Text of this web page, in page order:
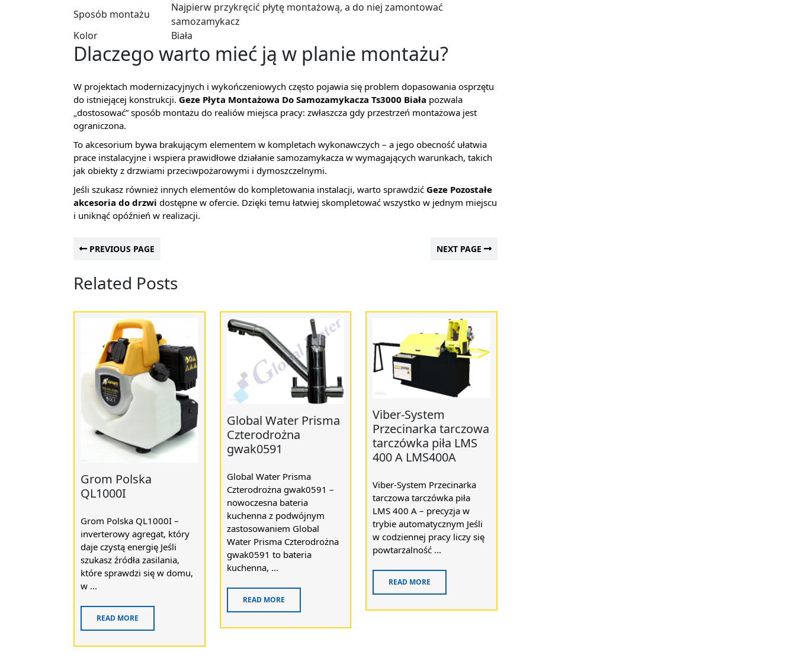
Sposób montażu
Najpierw przykręcić płytę montażową, a do niej zamontować
samozamykacz
Kolor
Biała
Dlaczego warto mieć ją w planie montażu?
W projektach modernizacyjnych i wykończeniowych często pojawia się problem dopasowania osprzętu
do istniejącej konstrukcji. Geze Płyta Montażowa Do Samozamykacza Ts3000 Biała pozwala
„dostosować” sposób montażu do realiów miejsca pracy: zwłaszcza gdy przestrzeń montażowa jest
ograniczona.
To akcesorium bywa brakującym elementem w kompletach wykonawczych – a jego obecność ułatwia
prace instalacyjne i wspiera prawidłowe działanie samozamykacza w wymagających warunkach, takich
jak obiekty z drzwiami przeciwpożarowymi i dymoszczelnymi.
Jeśli szukasz również innych elementów do kompletowania instalacji, warto sprawdzić Geze Pozostałe
akcesoria do drzwi dostępne w ofercie. Dzięki temu łatwiej skompletować wszystko w jednym miejscu
i uniknąć opóźnień w realizacji.
PREVIOUS PAGE NEXT PAGE
Related Posts
Grom Polska
QL1000I
Grom Polska QL1000I –
inverterowy agregat, który
daje czystą energię Jeśli
szukasz źródła zasilania,
które sprawdzi się w domu,
w ...
READ MORE
Global Water Prisma
Czterodrożna
gwak0591
Global Water Prisma
Czterodrożna gwak0591 –
nowoczesna bateria
kuchenna z podwójnym
zastosowaniem Global
Water Prisma Czterodrożna
gwak0591 to bateria
kuchenna, ...
READ MORE
Viber-System
Przecinarka tarczowa
tarczówka piła LMS
400 A LMS400A
Viber-System Przecinarka
tarczowa tarczówka piła
LMS 400 A – precyzja w
trybie automatycznym Jeśli
w codziennej pracy liczy się
powtarzalność ...
READ MORE